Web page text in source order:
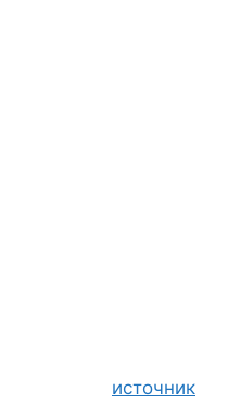
источник